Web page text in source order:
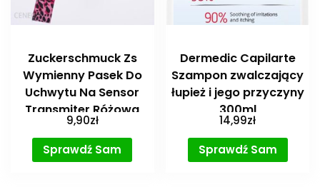
Zuckerschmuck Zs
Wymienny Pasek Do
Uchwytu Na Sensor
Transmiter Różowa
Panterka
9,90zł
Sprawdź Sam
Dermedic Capilarte
Szampon zwalczający
łupież i jego przyczyny
300ml
14,99zł
Sprawdź Sam